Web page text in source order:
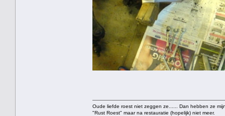
Oude liefde roest niet zeggen ze...... Dan hebben ze
"Rust Roest" maar na restauratie (hopelijk) niet meer.